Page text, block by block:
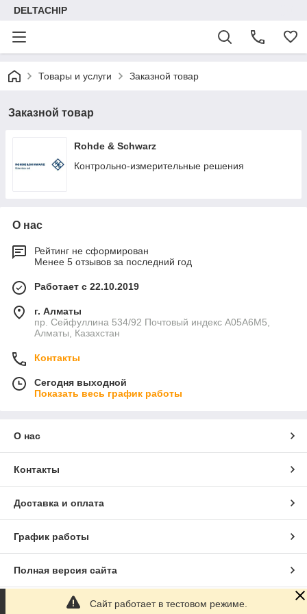
DELTACHIP
Товары и услуги Заказной товар
Заказной товар
Rohde & Schwarz
Контрольно-измерительные решения
О нас
Рейтинг не сформирован
Менее 5 отзывов за последний год
Работает с 22.10.2019
г. Алматы
пр. Сейфуллина 534/92 Почтовый индекс A05A6M5,
Алматы, Казахстан
Контакты
Сегодня выходной
Показать весь график работы
О нас
Контакты
Доставка и оплата
График работы
Полная версия сайта
Сайт создан на маркетплейсеSatu.kz
Сайт работает в тестовом режиме.